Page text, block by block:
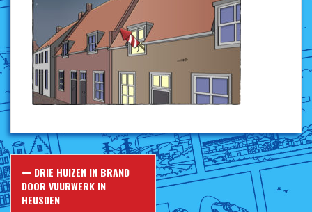
Berichtnavigatie
DRIE HUIZEN IN BRAND
DOOR VUURWERK IN
HEUSDEN